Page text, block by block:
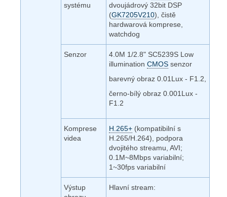
systému
dvoujádrový 32bit DSP
(GK7205V210), čistě
hardwarová komprese,
watchdog
Senzor
4.0M 1/2.8" SC5239S Low
illumination CMOS senzor
barevný obraz 0.01Lux - F1.2,
černo-bílý obraz 0.001Lux -
F1.2
Komprese
videa
H.265+ (kompatibilní s
H.265/H.264), podpora
dvojitého streamu, AVI;
0.1M~8Mbps variabilní;
1~30fps variabilní
Výstup
Hlavní stream: